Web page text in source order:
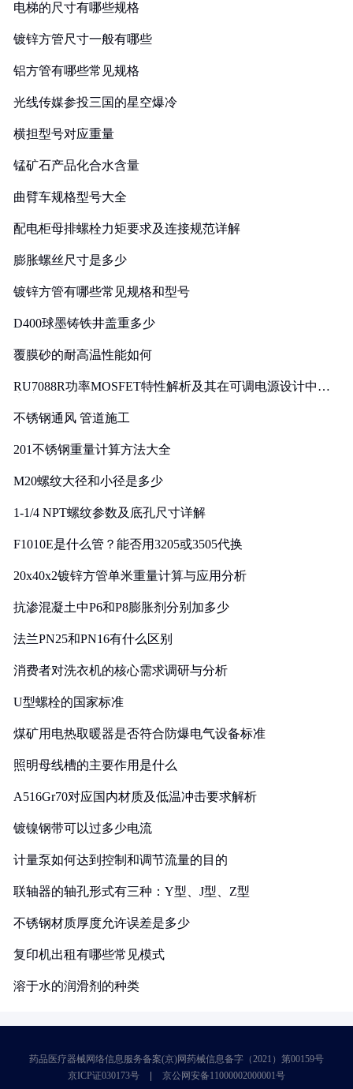
电梯的尺寸有哪些规格
镀锌方管尺寸一般有哪些
铝方管有哪些常见规格
光线传媒参投三国的星空爆冷
横担型号对应重量
锰矿石产品化合水含量
曲臂车规格型号大全
配电柜母排螺栓力矩要求及连接规范详解
膨胀螺丝尺寸是多少
镀锌方管有哪些常见规格和型号
D400球墨铸铁井盖重多少
覆膜砂的耐高温性能如何
RU7088R功率MOSFET特性解析及其在可调电源设计中的
不锈钢通风 管道施工
201不锈钢重量计算方法大全
M20螺纹大径和小径是多少
1-1/4 NPT螺纹参数及底孔尺寸详解
F1010E是什么管？能否用3205或3505代换
20x40x2镀锌方管单米重量计算与应用分析
抗渗混凝土中P6和P8膨胀剂分别加多少
法兰PN25和PN16有什么区别
消费者对洗衣机的核心需求调研与分析
U型螺栓的国家标准
煤矿用电热取暖器是否符合防爆电气设备标准
照明母线槽的主要作用是什么
A516Gr70对应国内材质及低温冲击要求解析
镀镍钢带可以过多少电流
计量泵如何达到控制和调节流量的目的
联轴器的轴孔形式有三种：Y型、J型、Z型
不锈钢材质厚度允许误差是多少
复印机出租有哪些常见模式
溶于水的润滑剂的种类
药品医疗器械网络信息服务备案(京)网药械信息备字（2021）第00159号
京ICP证030173号
京公网安备11000002000001号